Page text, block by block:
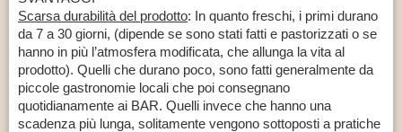
Scarsa durabilità del prodotto: In quanto freschi, i primi durano
da 7 a 30 giorni, (dipende se sono stati fatti e pastorizzati o se
hanno in più l’atmosfera modificata, che allunga la vita al
prodotto). Quelli che durano poco, sono fatti generalmente da
piccole gastronomie locali che poi consegnano
quotidianamente ai BAR. Quelli invece che hanno una
scadenza più lunga, solitamente vengono sottoposti a pratiche